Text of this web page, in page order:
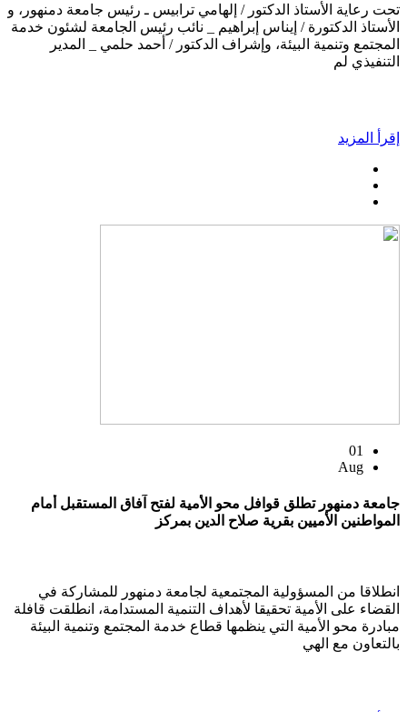
تحت رعاية الأستاذ الدكتور / إلهامي ترابيس ـ رئيس جامعة دمنهور، و
الأستاذ الدكتورة / إيناس إبراهيم _ نائب رئيس الجامعة لشئون خدمة
المجتمع وتنمية البيئة، وإشراف الدكتور / أحمد حلمي _ المدير
التنفيذي لم
إقرأ المزيد
01
Aug
جامعة دمنهور تطلق قوافل محو الأمية لفتح آفاق المستقبل أمام
المواطنين الأميين بقرية صلاح الدين بمركز
انطلاقا من المسؤولية المجتمعية لجامعة دمنهور للمشاركة في
القضاء على الأمية تحقيقا لأهداف التنمية المستدامة، انطلقت قافلة
مبادرة محو الأمية التي ينظمها قطاع خدمة المجتمع وتنمية البيئة
بالتعاون مع الهي